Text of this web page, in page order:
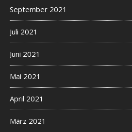
September 2021
Juli 2021
Juni 2021
Mai 2021
April 2021
März 2021